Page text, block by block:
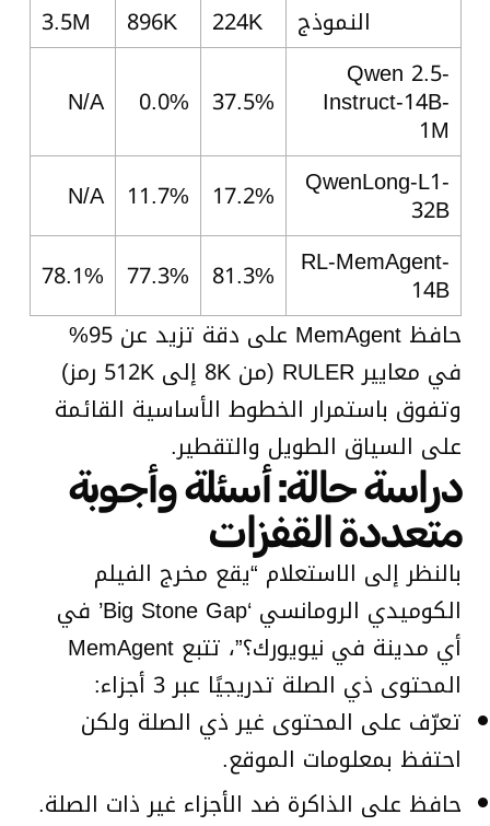
النموذج
224K
896K
3.5M
Qwen 2.5-
Instruct-14B-
1M
37.5%
0.0%
N/A
QwenLong-L1-
32B
17.2%
11.7%
N/A
RL-MemAgent-
14B
81.3%
77.3%
78.1%
حافظ MemAgent على دقة تزيد عن 95%
في معايير RULER (من 8K إلى 512K رمز)
وتفوق باستمرار الخطوط الأساسية القائمة
على السياق الطويل والتقطير.
دراسة حالة: أسئلة وأجوبة
متعددة القفزات
بالنظر إلى الاستعلام “يقع مخرج الفيلم
الكوميدي الرومانسي ‘Big Stone Gap’ في
أي مدينة في نيويورك؟”، تتبع MemAgent
المحتوى ذي الصلة تدريجيًا عبر 3 أجزاء:
تعرّف على المحتوى غير ذي الصلة ولكن
احتفظ بمعلومات الموقع.
حافظ على الذاكرة ضد الأجزاء غير ذات الصلة.